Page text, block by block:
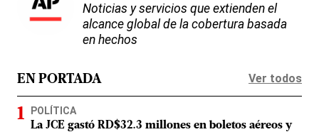
Noticias y servicios que extienden el
alcance global de la cobertura basada
en hechos
EN PORTADA Ver todos
POLÍTICA
La JCE gastó RD$32.3 millones en boletos aéreos y